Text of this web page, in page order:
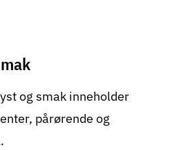
og smak inneholder
pårørende og